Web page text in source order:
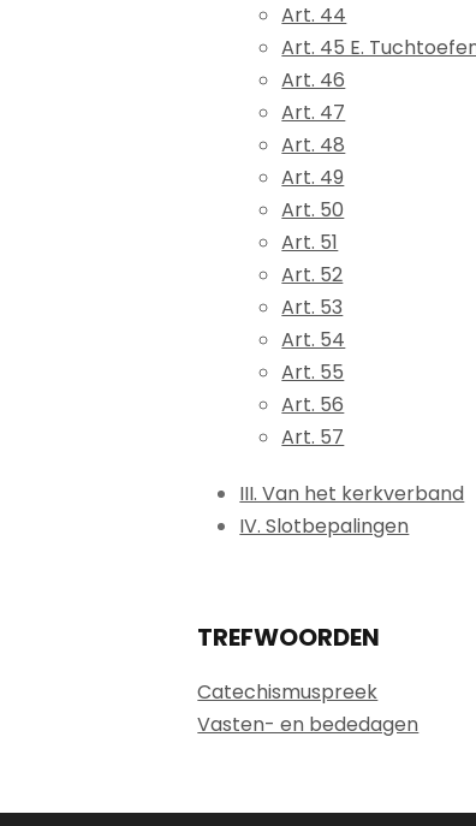
Art. 44
Art. 45 E.
Art. 46
Art. 47
Art. 48
Art. 49
Art. 50
Art. 51
Art. 52
Art. 53
Art. 54
Art. 55
Art. 56
Art. 57
III. Van het kerkverband
IV. Slotbepalingen
TREFWOORDEN
Catechismuspreek
Vasten- en bededagen